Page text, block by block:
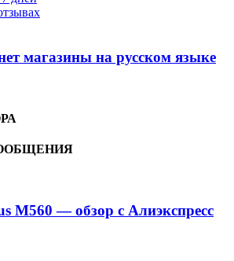
магазины на русском языке
M560 — обзор с Алиэкспресс